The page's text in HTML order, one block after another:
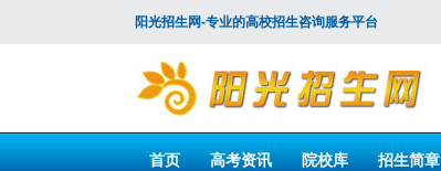
阳光招生网-专业的高校招生咨询服务平台
首页 高考资讯 院校库 招生简章